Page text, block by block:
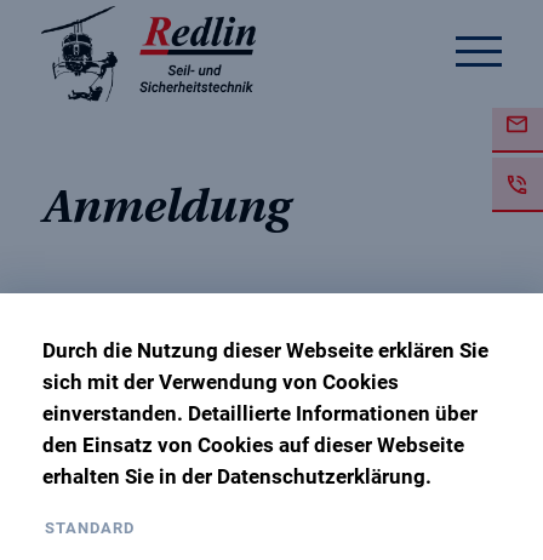
Anmeldung
Wiederholungsunterweisung
SZP L1/L2/L3
19. Januar 2022
Ausbildungsbasis Hannover
Durch die Nutzung dieser Webseite erklären Sie
sich mit der Verwendung von Cookies
einverstanden. Detaillierte Informationen über
den Einsatz von Cookies auf dieser Webseite
erhalten Sie in der Datenschutzerklärung.
STANDARD